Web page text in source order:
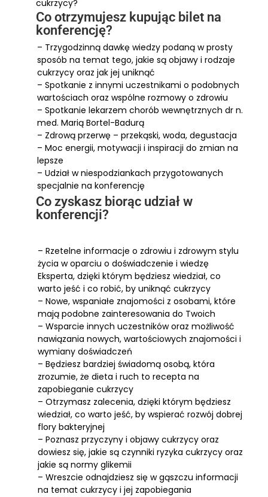
cukrzycy?
Co otrzymujesz kupując bilet na
konferencję?
– Trzygodzinną dawkę wiedzy podaną w prosty
sposób na temat tego, jakie są objawy i rodzaje
cukrzycy oraz jak jej uniknąć
– Spotkanie z innymi uczestnikami o podobnych
wartościach oraz wspólne rozmowy o zdrowiu
– Spotkanie lekarzem chorób wewnętrznych dr n.
med. Marią Bortel-Badurą
– Zdrową przerwę – przekąski, woda, degustacja
– Moc energii, motywacji i inspiracji do zmian na
lepsze
– Udział w niespodziankach przygotowanych
specjalnie na konferencję
Co zyskasz biorąc udział w
konferencji? ​
– Rzetelne informacje o zdrowiu i zdrowym stylu
życia w oparciu o doświadczenie i wiedzę
Eksperta, dzięki którym będziesz wiedział, co
warto jeść i co robić, by uniknąć cukrzycy
– Nowe, wspaniałe znajomości z osobami, które
mają podobne zainteresowania do Twoich
– Wsparcie innych uczestników oraz możliwość
nawiązania nowych, wartościowych znajomości i
wymiany doświadczeń
– Będziesz bardziej świadomą osobą, która
zrozumie, że dieta i ruch to recepta na
zapobieganie cukrzycy
– Otrzymasz zalecenia, dzięki którym będziesz
wiedział, co warto jeść, by wspierać rozwój dobrej
flory bakteryjnej
– Poznasz przyczyny i objawy cukrzycy oraz
dowiesz się, jakie są czynniki ryzyka cukrzycy oraz
jakie są normy glikemii
– Wreszcie odnajdziesz się w gąszczu informacji
na temat cukrzycy i jej zapobiegania